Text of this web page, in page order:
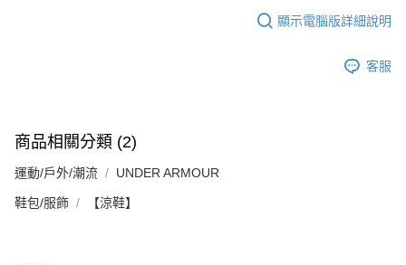
顯示電腦版詳細說明
客服
商品相關分類 (2)
運動/戶外/潮流 UNDER ARMOUR
鞋包/服飾 【涼鞋】